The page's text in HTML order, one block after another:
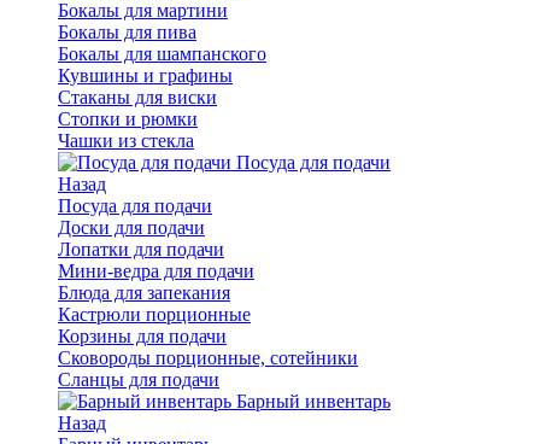
Бокалы для мартини
Бокалы для пива
Бокалы для шампанского
Кувшины и графины
Стаканы для виски
Стопки и рюмки
Чашки из стекла
Посуда для подачи
Назад
Посуда для подачи
Доски для подачи
Лопатки для подачи
Мини-ведра для подачи
Блюда для запекания
Кастрюли порционные
Корзины для подачи
Сковороды порционные, сотейники
Сланцы для подачи
Барный инвентарь
Назад